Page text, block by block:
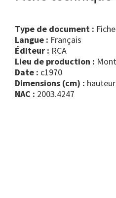
Type de document :
Langue : Français
Éditeur : RCA
Lieu de production :
Date : c1970
Dimensions (cm) :
NAC : 2003.4247